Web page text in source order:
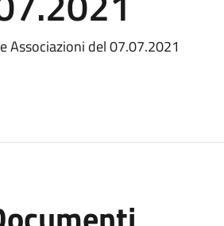
Associazioni del 07.07.2021